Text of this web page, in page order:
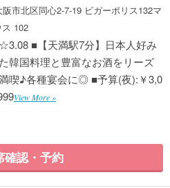
阪市北区同心2-7-19 ビガーポリス132マ
102
■【天満駅7分】日本人好み
韓国料理と豊富なお酒をリーズ
喫♪各種宴会に◎ ■予算(夜):￥3,0
View More »
認・予約